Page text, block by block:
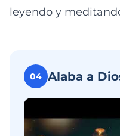
leyendo y
04 Alaba a